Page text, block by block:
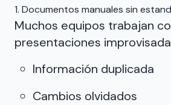
1. Documentos manuales sin
Muchos equipos trabajan
presentaciones
Información duplicada
Cambios olvidados